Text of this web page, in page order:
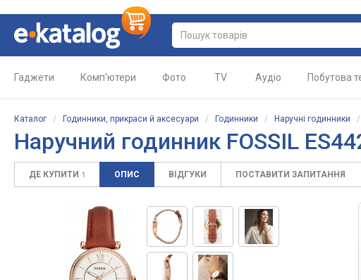
Гаджети Комп'ютери Фото TV Аудіо Побутова
Каталог / Годинники, прикраси й аксесуари / Годинники / Наручні годинники /
Наручний годинник FOSSIL
ДЕ КУПИТИ 1 ОПИС ВІДГУКИ ПОСТАВИТИ ЗАПИТАННЯ